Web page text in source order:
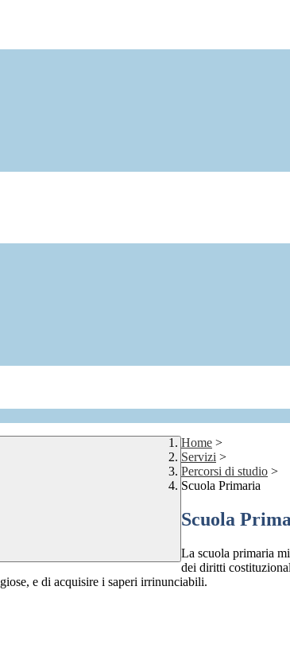
Home >
Servizi >
Percorsi di studio >
Scuola Primaria
Scuola
La scuola primaria
dei diritti
e di acquisire i saperi irrinunciabili.